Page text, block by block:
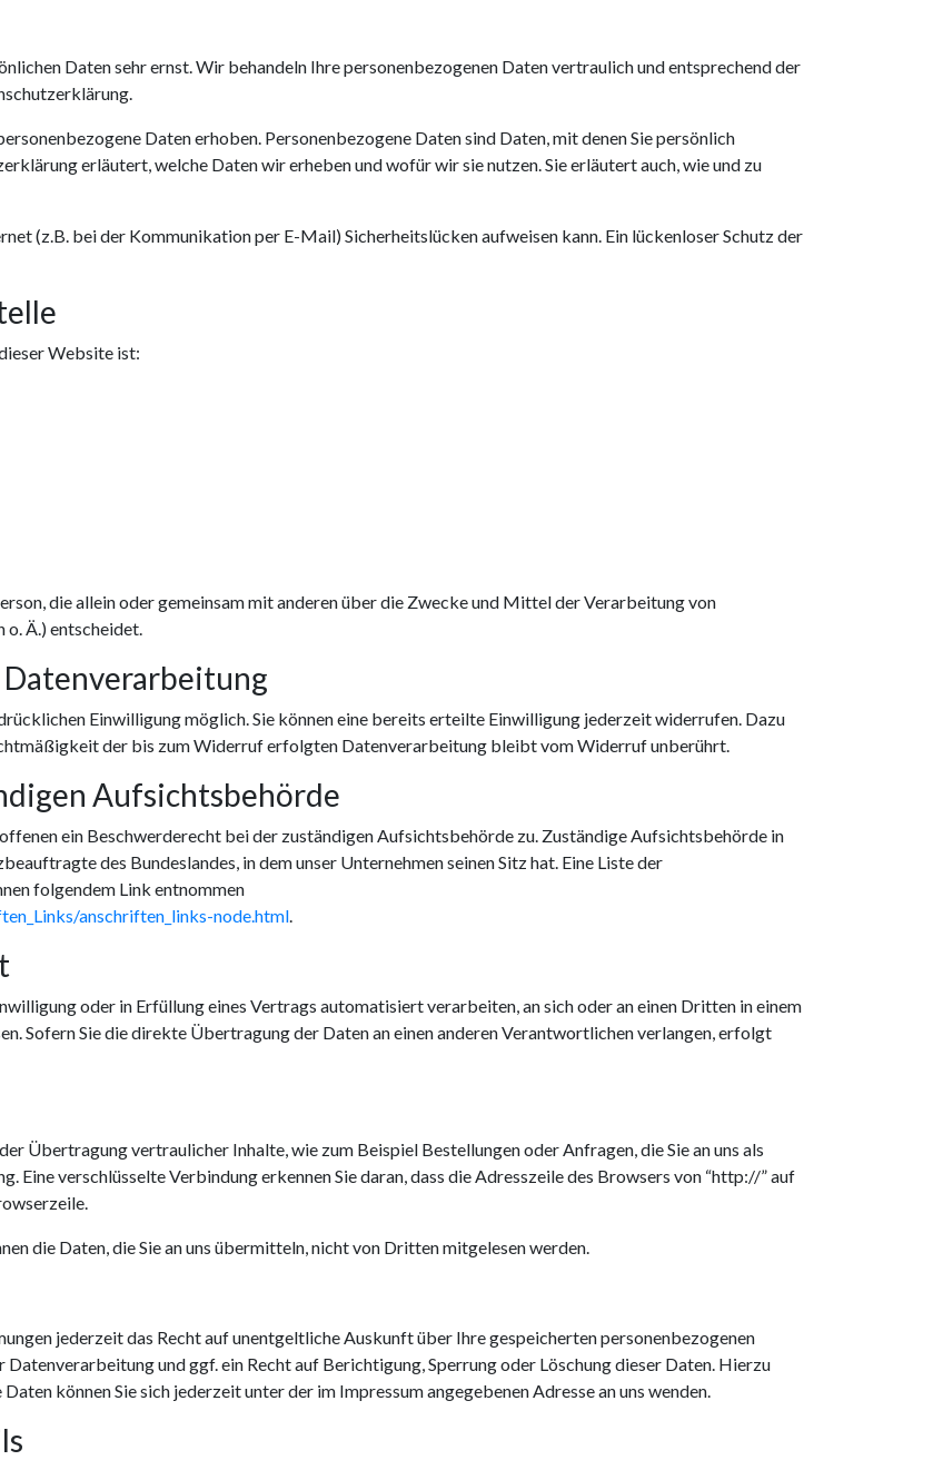
Daten sehr ernst. Wir behandeln Ihre personenbezogenen Daten vertraulich und entsprechend der
Daten erhoben. Personenbezogene Daten sind Daten, mit denen Sie persönlich
erläutert, welche Daten wir erheben und wofür wir sie nutzen. Sie erläutert auch, wie und zu
(z.B. bei der Kommunikation per E-Mail) Sicherheitslücken aufweisen kann. Ein lückenloser Schutz der
Website ist:
die allein oder gemeinsam mit anderen über die Zwecke und Mittel der Verarbeitung von
Ä.) entscheidet.
Einwilligung möglich. Sie können eine bereits erteilte Einwilligung jederzeit widerrufen. Dazu
der bis zum Widerruf erfolgten Datenverarbeitung bleibt vom Widerruf unberührt.
Aufsichtsbehörde
ein Beschwerderecht bei der zuständigen Aufsichtsbehörde zu. Zuständige Aufsichtsbehörde in
des Bundeslandes, in dem unser Unternehmen seinen Sitz hat. Eine Liste der
folgendem Link entnommen
anschriften_links-node.html
oder in Erfüllung eines Vertrags automatisiert verarbeiten, an sich oder an einen Dritten in einem
Sofern Sie die direkte Übertragung der Daten an einen anderen Verantwortlichen verlangen, erfolgt
Übertragung vertraulicher Inhalte, wie zum Beispiel Bestellungen oder Anfragen, die Sie an uns als
Eine verschlüsselte Verbindung erkennen Sie daran, dass die Adresszeile des Browsers von “http://” auf
die Daten, die Sie an uns übermitteln, nicht von Dritten mitgelesen werden.
jederzeit das Recht auf unentgeltliche Auskunft über Ihre gespeicherten personenbezogenen
und ggf. ein Recht auf Berichtigung, Sperrung oder Löschung dieser Daten. Hierzu
können Sie sich jederzeit unter der im Impressum angegebenen Adresse an uns wenden.